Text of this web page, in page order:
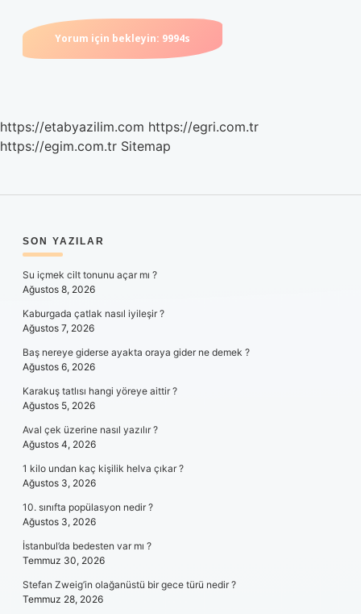
https://etabyazilim.com https://egri.com.tr
https://egim.com.tr Sitemap
SIDEBAR
SON YAZILAR
Su içmek cilt tonunu açar mı ?
Ağustos 8, 2026
Kaburgada çatlak nasıl iyileşir ?
Ağustos 7, 2026
Baş nereye giderse ayakta oraya gider ne demek ?
Ağustos 6, 2026
Karakuş tatlısı hangi yöreye aittir ?
Ağustos 5, 2026
Aval çek üzerine nasıl yazılır ?
Ağustos 4, 2026
1 kilo undan kaç kişilik helva çıkar ?
Ağustos 3, 2026
10. sınıfta popülasyon nedir ?
Ağustos 3, 2026
İstanbul’da bedesten var mı ?
Temmuz 30, 2026
Stefan Zweig’in olağanüstü bir gece türü nedir ?
Temmuz 28, 2026